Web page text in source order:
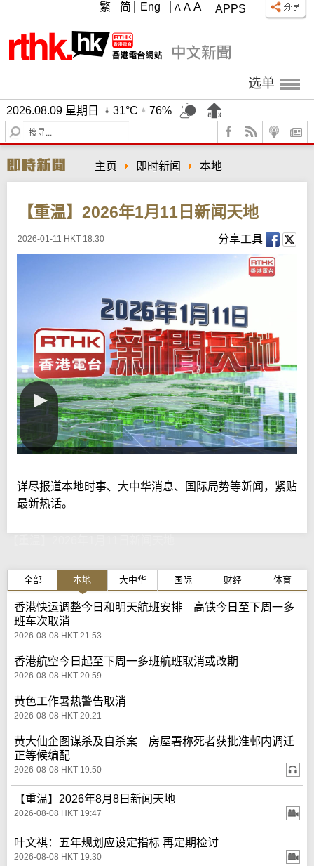
APPS
A A A
繁 简 Eng
选单
2026.08.09 星期日 31°C
76%
S
e
r
c
主页 即时新闻 本地
【重温】2026年1月11日新闻天地
2026-01-11 HKT 18:30 分享工具
详尽报道本地时事、大中华消息、国际局势等新闻，紧贴
最新热话。
全部 本地 大中华 国际 财经 体育
香港快运调整今日和明天航班安排 高铁今日至下周一多
班车次取消
2026-08-08 HKT 21:53
香港航空今日起至下周一多班航班取消或改期
2026-08-08 HKT 20:59
黄色工作暑热警告取消
2026-08-08 HKT 20:21
黄大仙企图谋杀及自杀案 房屋署称死者获批准邨内调迁
正等候编配
2026-08-08 HKT 19:50
【重温】2026年8月8日新闻天地
2026-08-08 HKT 19:47
叶文祺：五年规划应设定指标 再定期检讨
2026-08-08 HKT 19:30